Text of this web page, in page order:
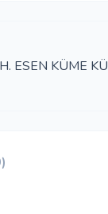
ESEN KÜME